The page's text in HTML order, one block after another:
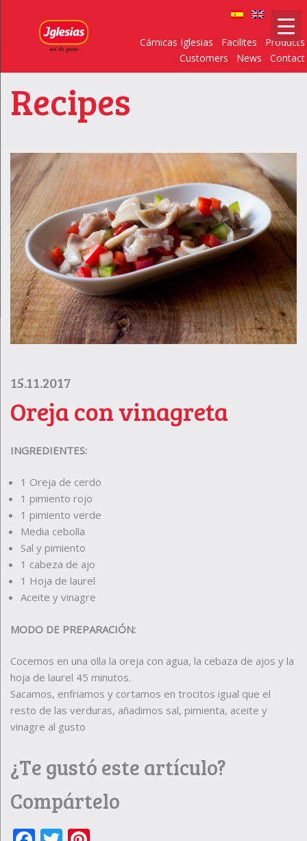
Cárnicas Iglesias Facilites
Products
Customers
News Contact
Recipes
15.11.2017
Oreja con vinagreta
INGREDIENTES:
1 Oreja de cerdo
1 pimiento rojo
1 pimiento verde
Media cebolla
Sal y pimiento
1 cabeza de ajo
1 Hoja de laurel
Aceite y vinagre
MODO DE PREPARACIÓN:
Cocemos en una olla la oreja con agua, la cebaza de ajos y la
hoja de laurel 45 minutos.
Sacamos, enfriamos y cortamos en trocitos igual que el
resto de las verduras, añadimos sal, pimienta, aceite y
vinagre al gusto
¿Te gustó este artículo?
Compártelo